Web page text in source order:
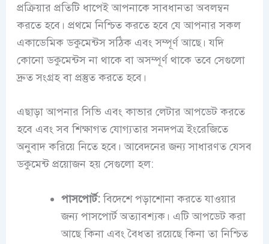
প্রক্রিয়ার প্রতিটি ধাপেই আপনাকে সাবধানতা অবলম্বন
করতে হবে। প্রথমে নিশ্চিত করতে হবে যে আপনার সকল
একাডেমিক ডকুমেন্টস সঠিক এবং সম্পূর্ণ আছে। যদি
কোনো ডকুমেন্টস না থাকে বা অসম্পূর্ণ থাকে তবে সেগুলো
দ্রুত সংগ্রহ বা প্রস্তুত করতে হবে।
এছাড়া আপনার সিভি এবং কাভার লেটার আপডেট করতে
হবে এবং সব শিক্ষাগত যোগ্যতার সনদপত্র ইংরেজিতে
অনুবাদ করিয়ে নিতে হবে। আবেদনের জন্য সাধারণত যেসব
ডকুমেন্ট প্রয়োজন হয় সেগুলো হল:
পাসপোর্ট:বিদেশে পড়াশোনা করতে যাওয়ার
জন্য পাসপোর্ট অত্যাবশ্যক। এটি আপডেট করা
আছে কিনা এবং বৈধতা রয়েছে কিনা তা নিশ্চিত